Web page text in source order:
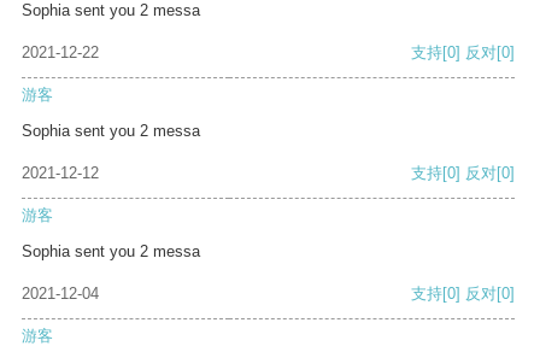
Sophia sent you 2 messa
2021-12-22 支持[0] 反对[0]
游客
Sophia sent you 2 messa
2021-12-12 支持[0] 反对[0]
游客
Sophia sent you 2 messa
2021-12-04 支持[0] 反对[0]
游客